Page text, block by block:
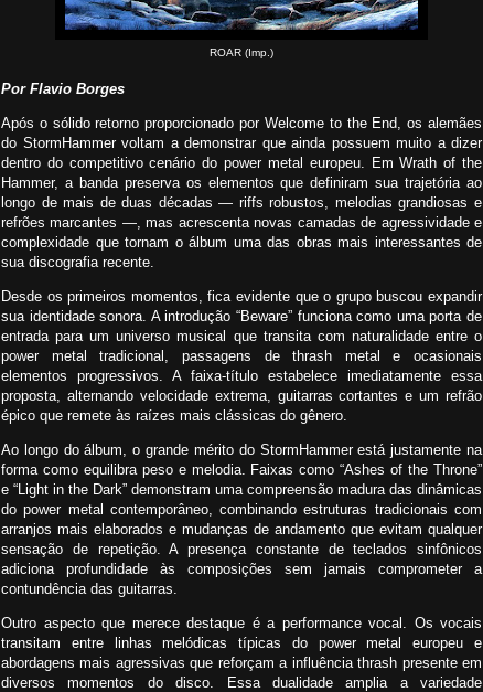
ROAR (Imp.)
Por Flavio Borges
Após o sólido retorno proporcionado por Welcome to the End, os alemães
do StormHammer voltam a demonstrar que ainda possuem muito a dizer
dentro do competitivo cenário do power metal europeu. Em Wrath of the
Hammer, a banda preserva os elementos que definiram sua trajetória ao
longo de mais de duas décadas — riffs robustos, melodias grandiosas e
refrões marcantes —, mas acrescenta novas camadas de agressividade e
complexidade que tornam o álbum uma das obras mais interessantes de
sua discografia recente.
Desde os primeiros momentos, fica evidente que o grupo buscou expandir
sua identidade sonora. A introdução “Beware” funciona como uma porta de
entrada para um universo musical que transita com naturalidade entre o
power metal tradicional, passagens de thrash metal e ocasionais
elementos progressivos. A faixa-título estabelece imediatamente essa
proposta, alternando velocidade extrema, guitarras cortantes e um refrão
épico que remete às raízes mais clássicas do gênero.
Ao longo do álbum, o grande mérito do StormHammer está justamente na
forma como equilibra peso e melodia. Faixas como “Ashes of the Throne”
e “Light in the Dark” demonstram uma compreensão madura das dinâmicas
do power metal contemporâneo, combinando estruturas tradicionais com
arranjos mais elaborados e mudanças de andamento que evitam qualquer
sensação de repetição. A presença constante de teclados sinfônicos
adiciona profundidade às composições sem jamais comprometer a
contundência das guitarras.
Outro aspecto que merece destaque é a performance vocal. Os vocais
transitam entre linhas melódicas típicas do power metal europeu e
abordagens mais agressivas que reforçam a influência thrash presente em
diversos momentos do disco. Essa dualidade amplia a variedade